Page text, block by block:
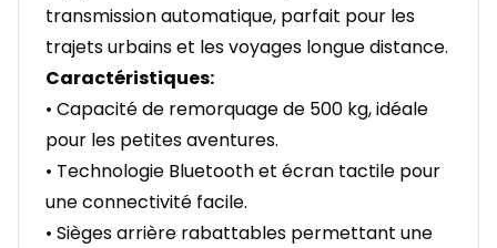
transmission automatique, parfait pour les
trajets urbains et les voyages longue distance.
Caractéristiques:
• Capacité de remorquage de 500 kg, idéale
pour les petites aventures.
• Technologie Bluetooth et écran tactile pour
une connectivité facile.
• Sièges arrière rabattables permettant une